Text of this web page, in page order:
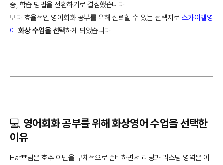
중, 학습 방법을 전환하기로 결심했습니다.
보다 효율적인 영어회화 공부를 위해 신뢰할 수 있는 선택지로 스카이벨영
어 화상 수업을 선택하게 되었습니다.
💻 영어회화 공부를 위해 화상영어 수업을 선택한
이유
Har**님은 호주 이민을 구체적으로 준비하면서 리딩과 리스닝 영역은 어